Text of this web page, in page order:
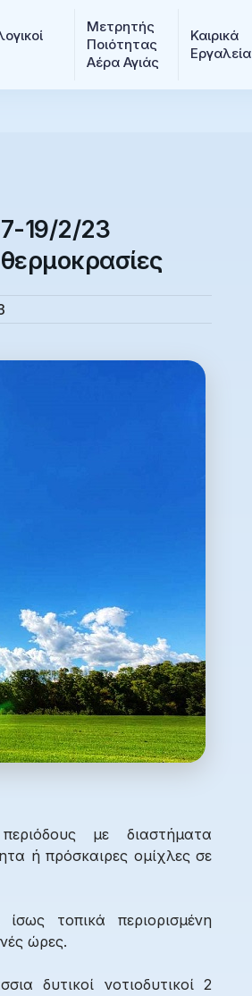
Μετρητής
Ποιότητας
Αέρα Αγιάς
Καιρικά
Εργαλεία
19/2/23
με διαστήματα
ή πρόσκαιρες ομίχλες σε
τοπικά περιορισμένη
ώρες.
δυτικοί νοτιοδυτικοί 2